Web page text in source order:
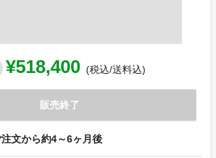
¥518,400 (税込/送料込)
販売終了
文から約4～6ヶ月後